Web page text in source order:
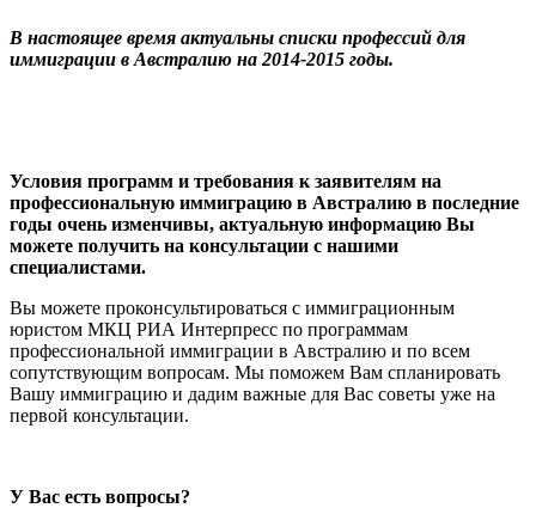
В настоящее время актуальны списки профессий для
иммиграции в Австралию на 2014-2015 годы.
Условия программ и требования к заявителям на
профессиональную иммиграцию в Австралию в последние
годы очень изменчивы, актуальную информацию Вы
можете получить на консультации с нашими
специалистами.
Вы можете проконсультироваться с иммиграционным
юристом МКЦ РИА Интерпресс по программам
профессиональной иммиграции в Австралию и по всем
сопутствующим вопросам. Мы поможем Вам спланировать
Вашу иммиграцию и дадим важные для Вас советы уже на
первой консультации.
У Вас есть вопросы?